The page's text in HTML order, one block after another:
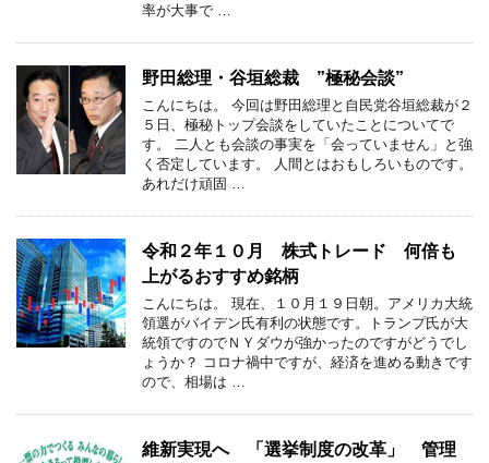
率が大事で …
野田総理・谷垣総裁 ”極秘会談”
こんにちは。 今回は野田総理と自民党谷垣総裁が２
５日、極秘トップ会談をしていたことについてで
す。 二人とも会談の事実を「会っていません」と強
く否定しています。 人間とはおもしろいものです。
あれだけ頑固 …
令和２年１０月 株式トレード 何倍も
上がるおすすめ銘柄
こんにちは。 現在、１０月１９日朝。アメリカ大統
領選がバイデン氏有利の状態です。トランプ氏が大
統領ですのでＮＹダウが強かったのですがどうでし
ょうか？ コロナ禍中ですが、経済を進める動きです
ので、相場は …
維新実現へ 「選挙制度の改革」 管理